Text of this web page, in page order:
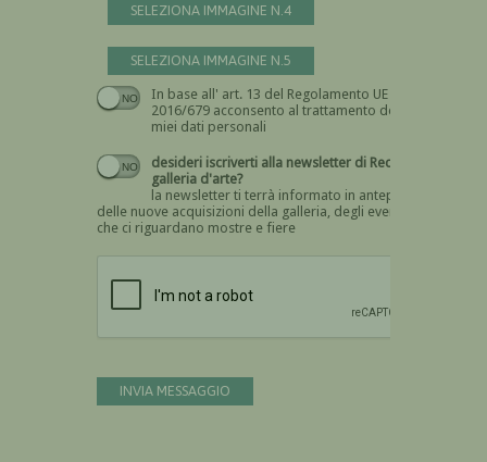
SELEZIONA IMMAGINE N.4
SELEZIONA IMMAGINE N.5
In base all' art. 13 del Regolamento UE n.
2016/679 acconsento al trattamento dei
miei dati personali
Devi dare il consenso
desideri iscriverti alla newsletter di Recta
galleria d'arte?
la newsletter ti terrà informato in anteprima
delle nuove acquisizioni della galleria, degli eventi
che ci riguardano mostre e fiere
INVIA MESSAGGIO